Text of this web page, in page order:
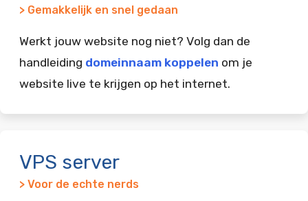
> Gemakkelijk en snel gedaan
Werkt jouw website nog niet? Volg dan de
handleiding domeinnaam koppelen om je
website live te krijgen op het internet.
VPS server
> Voor de echte nerds